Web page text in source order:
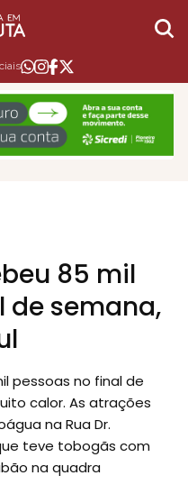
85 mil
de semana,
pessoas no final de
calor. As atrações
na Rua Dr.
teve tobogãs com
na quadra